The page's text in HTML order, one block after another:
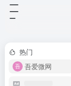
热门
吾爱微网